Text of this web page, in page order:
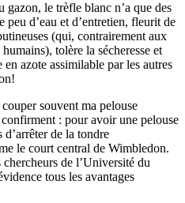
le trèfle blanc n’a que des
peu d’eau et d’entretien, fleurit de
(qui, contrairement aux
tolère la sécheresse et
azote assimilable par les autres
souvent ma pelouse
: pour avoir une pelouse
de la tondre
le court central de Wimbledon.
chercheurs de l’Université du
tous les avantages